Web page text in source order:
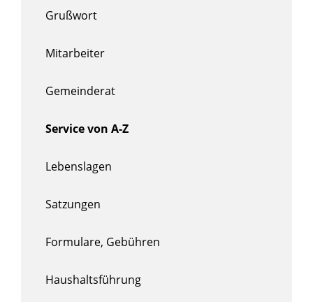
Grußwort
Mitarbeiter
Gemeinderat
Service von A-Z
Lebenslagen
Satzungen
Formulare, Gebühren
Haushaltsführung